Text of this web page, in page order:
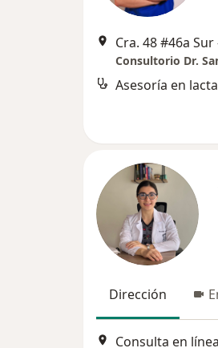
Cra. 48 #46a
Consultorio Dr.
Asesoría en
Dirección
Consulta en